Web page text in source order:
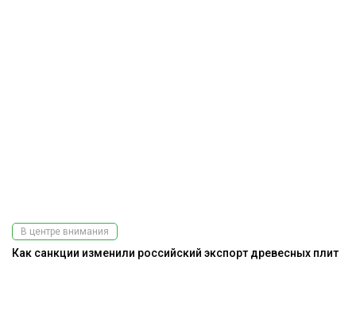
В центре внимания
Как санкции изменили российский экспорт древесных плит